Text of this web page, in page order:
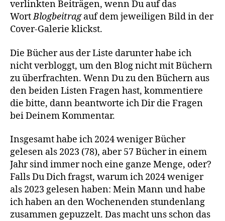
verlinkten Beiträgen, wenn Du auf das
WortBlogbeitragauf dem jeweiligen Bild in der
Cover-Galerie klickst.
Die Bücher aus der Liste darunter habe ich
nicht verbloggt, um den Blog nicht mit Büchern
zu überfrachten. Wenn Du zu den Büchern aus
den beiden Listen Fragen hast, kommentiere
die bitte, dann beantworte ich Dir die Fragen
bei Deinem Kommentar.
Insgesamt habe ich 2024 weniger Bücher
gelesen als 2023 (78), aber 57 Bücher in einem
Jahr sind immer noch eine ganze Menge, oder?
Falls Du Dich fragst, warum ich 2024 weniger
als 2023 gelesen haben: Mein Mann und habe
ich haben an den Wochenenden stundenlang
zusammen gepuzzelt. Das macht uns schon das